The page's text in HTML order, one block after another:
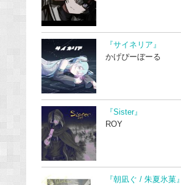
『サイネリア』
かげぴーぼーる
『Sister』
ROY
『朝凪ぐ / 朱夏氷菓』